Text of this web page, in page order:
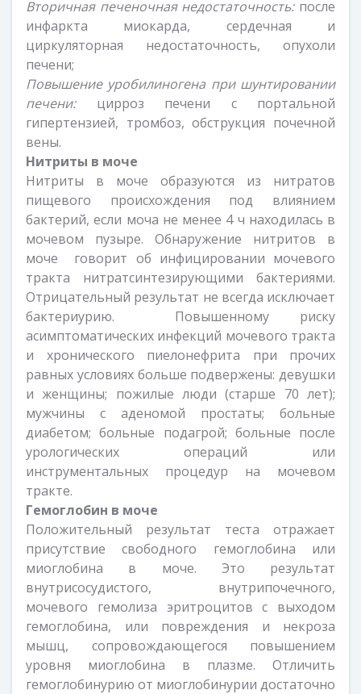
Вторичная печеночная недостаточность: после
инфаркта миокарда, сердечная и
циркуляторная недостаточность, опухоли
печени;
Повышение уробилиногена при шунтировании
печени:цирроз печени с портальной
гипертензией, тромбоз, обструкция почечной
вены.
Нитриты в моче
Нитриты в моче образуются из нитратов
пищевого происхождения под влиянием
бактерий, если моча не менее 4 ч находилась в
мочевом пузыре. Обнаружение нитритов в
моче говорит об инфицировании мочевого
тракта нитратсинтезирующими бактериями.
Отрицательный результат не всегда исключает
бактериурию. Повышенному риску
асимптоматических инфекций мочевого тракта
и хронического пиелонефрита при прочих
равных условиях больше подвержены: девушки
и женщины; пожилые люди (старше 70 лет);
мужчины с аденомой простаты; больные
диабетом; больные подагрой; больные после
урологических операций или
инструментальных процедур на мочевом
тракте.
Гемоглобин в моче
Положительный результат теста отражает
присутствие свободного гемоглобина или
миоглобина в моче. Это результат
внутрисосудистого, внутрипочечного,
мочевого гемолиза эритроцитов с выходом
гемоглобина, или повреждения и некроза
мышц, сопровождающегося повышением
уровня миоглобина в плазме. Отличить
гемоглобинурию от миоглобинурии достаточно